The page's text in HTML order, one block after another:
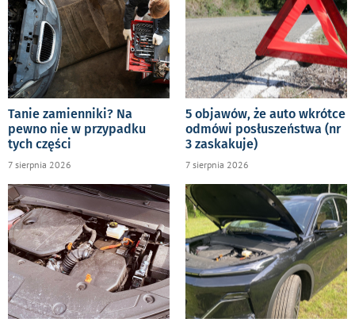
Tanie zamienniki? Na
pewno nie w przypadku
tych części
7 sierpnia 2026
5 objawów, że auto wkrótce
odmówi posłuszeństwa (nr
3 zaskakuje)
7 sierpnia 2026